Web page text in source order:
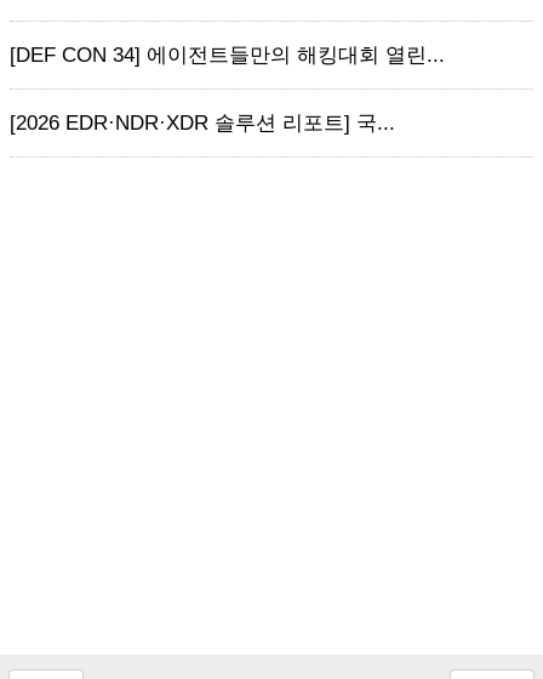
[DEF CON 34] 에이전트들만의 해킹대회 열린...
[2026 EDR·NDR·XDR 솔루션 리포트] 국...